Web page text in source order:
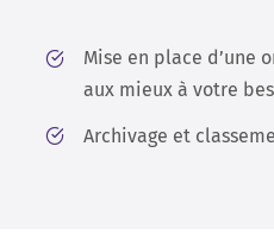
Mise en place d’une
aux mieux à votre
Archivage et